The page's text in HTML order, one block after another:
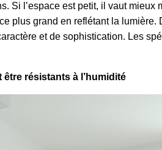
Si l’espace est petit, il vaut
plus grand en reflétant la
et de sophistication. Les
résistants à l’humidité